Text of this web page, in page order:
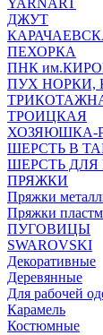
YARNART
ДЖУТ
ПЕХОРКА
ПНК
ПУХ НОРКИ,
ТРОИЦКАЯ
ХОЗЯЮШКА-
ШЕРСТЬ В
ШЕРСТЬ
ПРЯЖКИ
Пряжки
Пряжки
ПУГОВИЦЫ
SWAROVSKI
Декоративные
Деревянные
Для рабочей
Карамель
Костюмные